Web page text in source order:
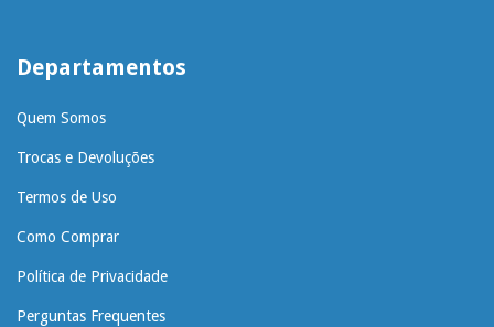
Departamentos
Quem Somos
Trocas e Devoluções
Termos de Uso
Como Comprar
Política de Privacidade
Perguntas Frequentes